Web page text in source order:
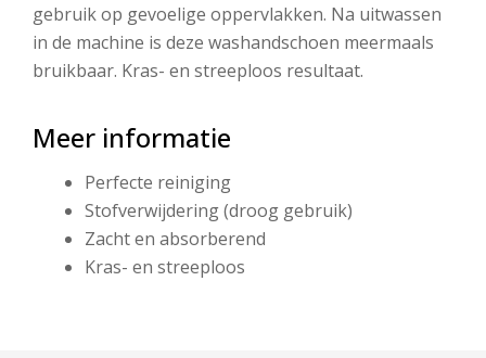
gebruik op gevoelige oppervlakken. Na uitwassen
in de machine is deze washandschoen meermaals
bruikbaar. Kras- en streeploos resultaat.
Meer informatie
Perfecte reiniging
Stofverwijdering (droog gebruik)
Zacht en absorberend
Kras- en streeploos